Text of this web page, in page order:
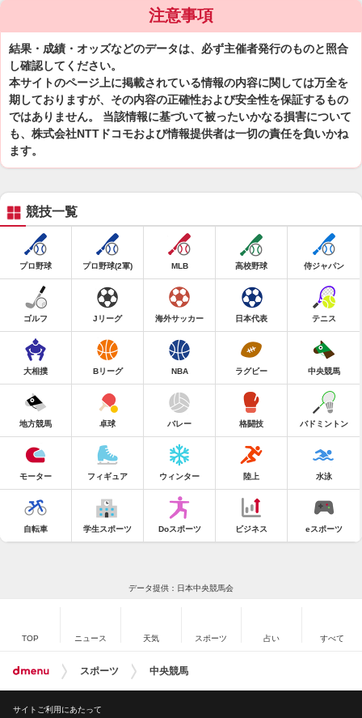
注意事項
結果・成績・オッズなどのデータは、必ず主催者発行のものと照合
し確認してください。
本サイトのページ上に掲載されている情報の内容に関しては万全を
期しておりますが、その内容の正確性および安全性を保証するもの
ではありません。 当該情報に基づいて被ったいかなる損害について
も、株式会社NTTドコモおよび情報提供者は一切の責任を負いかね
ます。
競技一覧
プロ野球 プロ野球(2軍) MLB 高校野球 侍ジャパン
ゴルフ Jリーグ 海外サッカー 日本代表 テニス
大相撲 Bリーグ NBA ラグビー 中央競馬
地方競馬 卓球 バレー 格闘技 バドミントン
モーター フィギュア ウィンター 陸上 水泳
自転車 学生スポーツ Doスポーツ ビジネス eスポーツ
データ提供：日本中央競馬会
TOP ニュース 天気 スポーツ 占い すべて
スポーツ 中央競馬
サイトご利用にあたって